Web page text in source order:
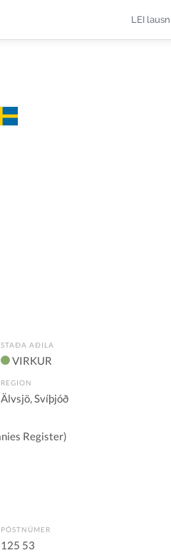
LEI
STAÐA AÐILA
VIRKUR
REGION
Älvsjö, Svíþjóð
Register)
PÓSTNÚMER
125 53